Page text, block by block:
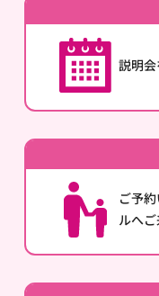
説明会
ご予
ルへご